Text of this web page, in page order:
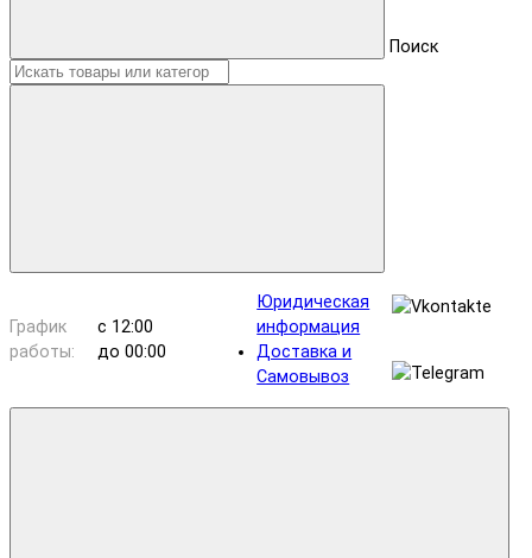
Поиск
График
работы:
с 12:00
до 00:00
Юридическая
информация
Доставка и
Самовывоз